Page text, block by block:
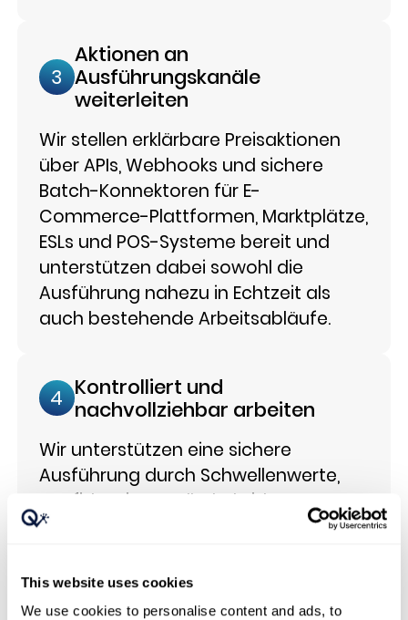
This website uses cookies
We use cookies to personalise content and ads, to
3
Aktionen an
Ausführungskanäle
weiterleiten
Wir stellen erklärbare Preisaktionen
über APIs, Webhooks und sichere
Batch-Konnektoren für E-
Commerce-Plattformen, Marktplätze,
ESLs und POS-Systeme bereit und
unterstützen dabei sowohl die
Ausführung nahezu in Echtzeit als
auch bestehende Arbeitsabläufe.
4 Kontrolliert und
nachvollziehbar arbeiten
Wir unterstützen eine sichere
Ausführung durch Schwellenwerte,
Konfidenzintervalle, hybride
Genehmigungen und Prüfprotokolle,
Eingabedaten, Modellen und
Ergebnissen verknüpfen.